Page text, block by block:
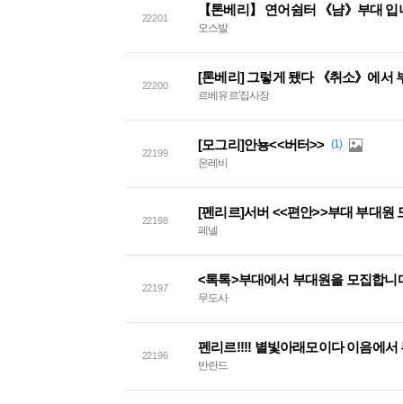
22201
【톤베리】 연어쉼터 《냠》부대 입
오스발
22200
[톤베리] 그렇게 됐다 《취소》에서
르베유르'집사장
22199
[모그리]안뇽<<버터>> (1)
은레비
22198
[펜리르]서버 <<편안>>부대 부대원
페넬
22197
<톡톡>부대에서 부대원을 모집합니
무도사
22196
펜리르!!!! 별빛아래모이다 이음에서
반란드